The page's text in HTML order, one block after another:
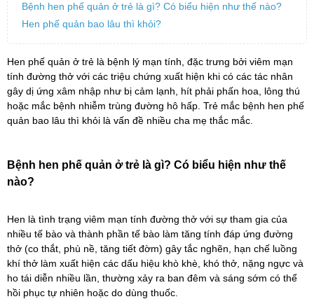
Bệnh hen phế quản ở trẻ là gì? Có biểu hiện như thế nào?
Hen phế quản bao lâu thì khỏi?
Hen phế quản ở trẻ là bệnh lý mạn tính, đặc trưng bởi viêm mạn
tính đường thở với các triệu chứng xuất hiện khi có các tác nhân
gây dị ứng xâm nhập như bị cảm lạnh, hít phải phấn hoa, lông thú
hoặc mắc bệnh nhiễm trùng đường hô hấp. Trẻ mắc bệnh hen phế
quản bao lâu thì khỏi là vấn đề nhiều cha mẹ thắc mắc.
Bệnh hen phế quản ở trẻ là gì? Có biểu hiện như thế
nào?
Hen là tình trạng viêm mạn tính đường thở với sự tham gia của
nhiều tế bào và thành phần tế bào làm tăng tính đáp ứng đường
thở (co thắt, phù nề, tăng tiết đờm) gây tắc nghẽn, hạn chế luồng
khí thở làm xuất hiện các dấu hiệu khò khè, khó thở, nặng ngực và
ho tái diễn nhiều lần, thường xảy ra ban đêm và sáng sớm có thể
hồi phục tự nhiên hoặc do dùng thuốc.